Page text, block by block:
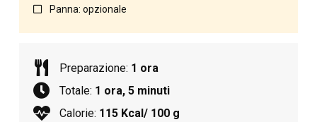
Panna: opzionale
Preparazione: 1 ora
Totale: 1 ora, 5 minuti
Calorie: 115 Kcal/ 100 g